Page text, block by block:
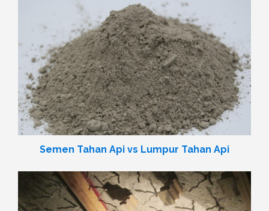
Semen Tahan Api vs Lumpur Tahan Api